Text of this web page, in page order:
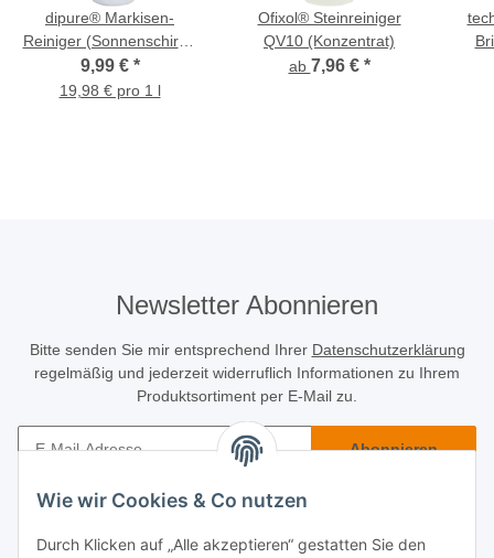
Wie wir Cookies & Co nutzen
Durch Klicken auf „Alle akzeptieren“ gestatten Sie den
dipure® Markisen-
Reiniger (Sonnenschirm-
Reiniger) 500 ml
9,99 € *
19,98 € pro 1 l
Ofixol® Steinreiniger
QV10 (Konzentrat)
ab 7,96 € *
Newsletter Abonnieren
Bitte senden Sie mir entsprechend Ihrer Datenschutzerklärung
regelmäßig und jederzeit widerruflich Informationen zu Ihrem
Produktsortiment per E-Mail zu.
Abonnieren